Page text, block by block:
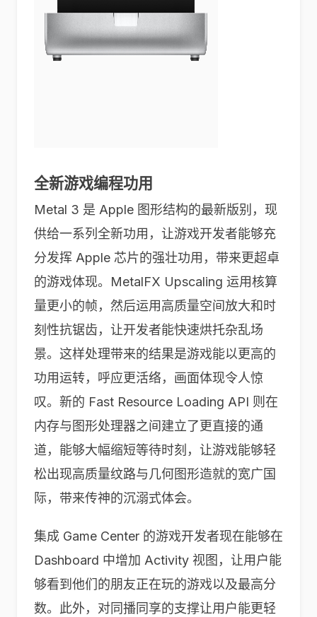
全新游戏编程功用
Metal 3 是 Apple 图形结构的最新版别，现
供给一系列全新功用，让游戏开发者能够充
分发挥 Apple 芯片的强壮功用，带来更超卓
的游戏体现。MetalFX Upscaling 运用核算
量更小的帧，然后运用高质量空间放大和时
刻性抗锯齿，让开发者能快速烘托杂乱场
景。这样处理带来的结果是游戏能以更高的
功用运转，呼应更活络，画面体现令人惊
叹。新的 Fast Resource Loading API 则在
内存与图形处理器之间建立了更直接的通
道，能够大幅缩短等待时刻，让游戏能够轻
松出现高质量纹路与几何图形造就的宽广国
际，带来传神的沉溺式体会。
集成 Game Center 的游戏开发者现在能够在
Dashboard 中增加 Activity 视图，让用户能
够看到他们的朋友正在玩的游戏以及最高分
数。此外，对同播同享的支撑让用户能更轻